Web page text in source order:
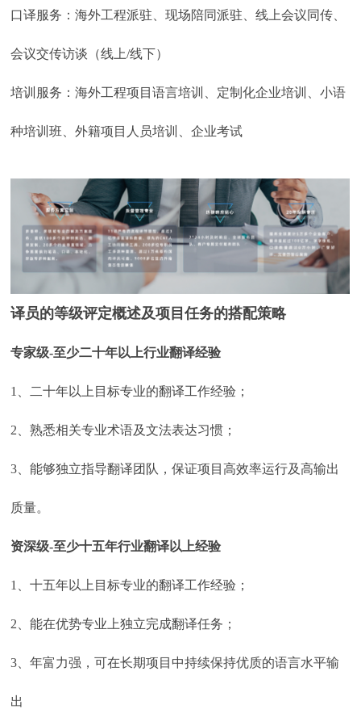
口译服务：海外工程派驻、现场陪同派驻、线上会议同传、
会议交传访谈（线上/线下）
培训服务：海外工程项目语言培训、定制化企业培训、小语
种培训班、外籍项目人员培训、企业考试
译员的等级评定概述及项目任务的搭配策略
专家级-至少二十年以上行业翻译经验
1、二十年以上目标专业的翻译工作经验；
2、熟悉相关专业术语及文法表达习惯；
3、能够独立指导翻译团队，保证项目高效率运行及高输出
质量。
资深级-至少十五年行业翻译以上经验
1、十五年以上目标专业的翻译工作经验；
2、能在优势专业上独立完成翻译任务；
3、年富力强，可在长期项目中持续保持优质的语言水平输
出